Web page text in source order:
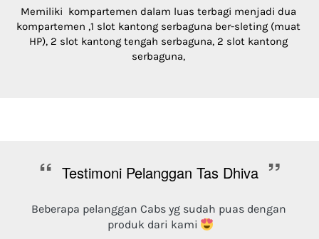
Memiliki kompartemen dalam luas terbagi menjadi dua
kompartemen ,1 slot kantong serbaguna ber-sleting (muat
HP), 2 slot kantong tengah serbaguna, 2 slot kantong
serbaguna,
“ Testimoni Pelanggan Tas Dhiva ”
Beberapa pelanggan Cabs yg sudah puas dengan
produk dari kami